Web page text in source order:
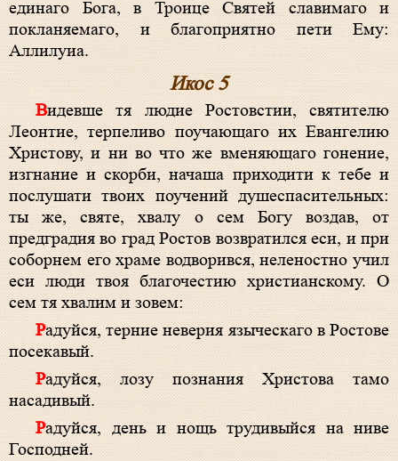
единаго Бога, в Троице Святей славимаго и
покланяемаго, и благоприятно пети Ему:
Аллилуиа.
Икос 5
Видевше тя людие Ростовстии, святителю
Леонтие, терпеливо поучающаго их Евангелию
Христову, и ни во что же вменяющаго гонение,
изгнание и скорби, начаша приходити к тебе и
послушати твоих поучений душеспасительных:
ты же, святе, хвалу о сем Богу воздав, от
предградия во град Ростов возвратился еси, и при
соборнем его храме водворився, неленостно учил
еси люди твоя благочестию христианскому. О
сем тя хвалим и зовем:
Радуйся, терние неверия языческаго в Ростове
посекавый.
Радуйся, лозу познания Христова тамо
насадивый.
Радуйся, день и нощь трудивыйся на ниве
Господней.